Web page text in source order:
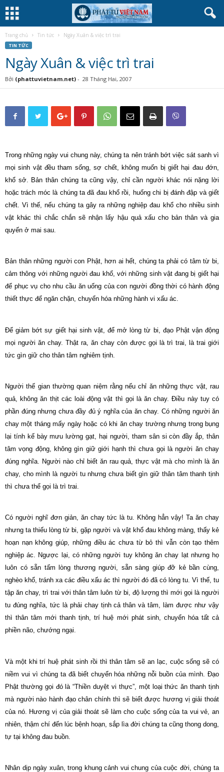
Trang chủ Tin tức Ngày Xuân & việc trì trai
TIN TỨC
Ngày Xuân & việc trì trai
Bởi (phattuvietnam.net) - 28 Tháng Hai, 2007
Trong những ngày vui chung này, chúng ta nên tránh bớt việc sát sanh vì
mọi sinh vật đều tham sống, sợ chết, không muốn bị giết hại đau đớn,
khổ sở. Bản thân chúng ta cũng vậy, chỉ cần người khác nói nặng lời
hoặc trách móc là chúng ta đã đau khổ rồi, huống chi bị đánh đập và giết
chết. Vì thế, nếu chúng ta gây ra những nghiệp đau khổ cho nhiều sinh
vật khác thì chắc chắn sẽ nhận lấy hậu quả xấu cho bản thân và gia
quyến ở mai sau.
Bản thân những người con Phật, hơn ai hết, chúng ta phải có tâm từ bi,
cảm thông với những người đau khổ, với những sinh vật đang bị giết hại
để phục vụ cho nhu cầu ăn uống của con người đồng thời có hành động
thiết thực để ngăn chặn, chuyển hóa những hành vi xấu ác.
Để giảm bớt sự giết hại sinh vật, để mở lòng từ bi, đạo Phật vận động
mọi người ăn chay. Thật ra, ăn chay còn được gọi là trì trai, là trai giới
tức gìn giữ cho thân tâm nghiêm tịnh.
Người thế gian thường quan niệm rằng nếu chỉ ăn những thực vật, rau
quả, không ăn thịt các loài động vật thì gọi là ăn chay. Điều này tuy có
phần đúng nhưng chưa đầy đủ ý nghĩa của ăn chay. Có những người ăn
chay một tháng mấy ngày hoặc có khi ăn chay trường nhưng trong bụng
lại tính kế bày mưu lường gạt, hại người, tham sân si còn đầy ắp, thân
tâm vọng động, không gìn giữ giới hạnh thì chưa gọi là người ăn chay
đúng nghĩa. Người nào chỉ biết ăn rau quả, thực vật mà cho mình là ăn
chay, cho mình là người tu nhưng chưa biết gìn giữ thân tâm thanh tịnh
thì chưa thể gọi là trì trai.
Có người nghĩ đơn giản, ăn chay tức là tu. Không hẳn vậy! Ta ăn chay
nhưng ta thiếu lòng từ bi, gặp người và vật khổ đau không màng, thấy kẻ
hoạn nạn không giúp, những điều ác chưa từ bỏ thì vẫn còn tạo thêm
nghiệp ác. Ngược lại, có những người tuy không ăn chay lạt nhưng họ
luôn có sẵn tấm lòng thương người, sẵn sàng giúp đỡ kẻ bần cùng,
nghèo khổ, tránh xa các điều xấu ác thì người đó đã có lòng tu. Vì thế, tu
tập ăn chay, trì trai với thân tâm luôn từ bi, độ lượng thì mới gọi là người
tu đúng nghĩa, tức là phải chay tịnh cả thân và tâm, làm được như vậy
thì thân tâm mới thanh tịnh, trí huệ mới phát sinh, chuyển hóa tất cả
phiền não, chướng ngại.
Và một khi trí huệ phát sinh rồi thì thân tâm sẽ an lạc, cuộc sống sẽ có
niềm vui vì chúng ta đã biết chuyển hóa những nỗi buồn của mình. Đạo
Phật thường gọi đó là “Thiền duyệt vi thực”, một loại thức ăn thanh tịnh
mà người nào hành đạo chân chính thì sẽ biết được hương vị giải thoát
của nó. Hương vị của giải thoát sẽ làm cho cuộc sống của ta vui vẻ, an
nhiên, thậm chí đến lúc bệnh hoạn, sắp lìa đời chúng ta cũng thong dong,
tự tại không đau buồn.
Nhân dịp ngày xuân, trong khung cảnh vui chung của cuộc đời, chúng ta